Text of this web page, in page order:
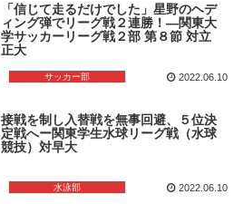
サッカー部
「信じて走るだけでした」星野のヘデ
ィング弾でリーグ戦２連勝！―関東大
学サッカーリーグ戦２部 第８節 対立
正大
2022.06.10
水泳部
接戦を制し入替戦を無事回避、５位決
定戦へー関東学生水球リーグ戦（水球
競技）対早大
2022.06.10